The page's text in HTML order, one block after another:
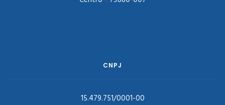
CNPJ
15.479.751/0001-00